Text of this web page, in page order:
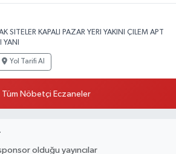
SITELER KAPALI PAZAR YERI YAKINI ÇILEM APT
Yol Tarifi Al
Tüm Nöbetçi Eczaneler
olduğu yayıncılar